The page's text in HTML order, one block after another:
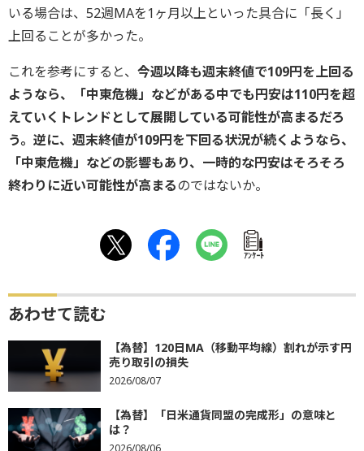
いる場合は、52週MAを1ヶ月以上といった具合に「長く」
上回ることが多かった。
これを参考にすると、 今週以降も週末終値で109円を上回る
ようなら、「中東危機」などがある中でも円安は110円を超
えていくトレンドとして展開している可能性が高まるだろ
う。逆に、週末終値が109円を下回る状況が続くようなら、
「中東危機」などの影響もあり、一時的な円安はそろそろ
終わりに近い可能性が高まるのではないか。
ｱﾝｹｰﾄ
あわせて読む
【為替】120日MA（移動平均線）割れが示す円
売り取引の損失
2026/08/07
【為替】「日米通貨同盟の完成形」の意味と
は？
2026/08/06